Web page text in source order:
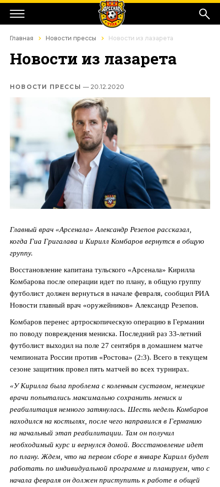
Главная Новости прессы Новости из лазарета
Новости из лазарета
НОВОСТИ ПРЕССЫ — 20.12.2020
Главный врач «Арсенала» Александр Резепов рассказал,
когда Гиа Григалава и Кирилл Комбаров вернутся в общую
группу.
Восстановление капитана тульского «Арсенала» Кирилла
Комбарова после операции идет по плану, в общую группу
футболист должен вернуться в начале февраля, сообщил РИА
Новости главный врач «оружейников» Александр Резепов.
Комбаров перенес артроскопическую операцию в Германии
по поводу повреждения мениска. Последний раз 33-летний
футболист выходил на поле 27 сентября в домашнем матче
чемпионата России против «Ростова» (2:3). Всего в текущем
сезоне защитник провел пять матчей во всех турнирах.
«У Кирилла была проблема с коленным суставом, немецкие
врачи попытались максимально сохранить мениск и
реабилитация немного затянулась. Шесть недель Комбаров
находился на костылях, после чего направился в Германию
на начальный этап реабилитации. Там он получил
необходимый курс и вернулся домой. Восстановление идет
по плану. Ждем, что на первом сборе в январе Кирилл будет
работать по индивидуальной программе и планируем, что с
начала февраля он должен приступить к работе в общей